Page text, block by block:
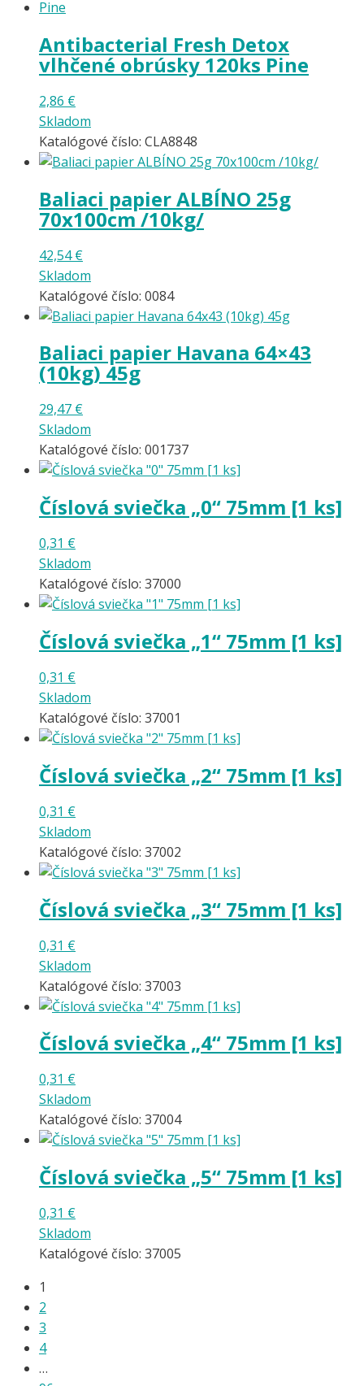
Antibacterial Fresh Detox
vlhčené obrúsky 120ks Pine
2,86 €
Skladom
Katalógové číslo: CLA8848
Baliaci papier ALBÍNO 25g
70x100cm /10kg/
42,54€
Skladom
Katalógové číslo: 0084
Baliaci papier Havana 64×43
(10kg) 45g
29,47 €
Skladom
Katalógové číslo: 001737
Číslová sviečka „0“ 75mm [1 ks]
0,31 €
Skladom
Katalógové číslo: 37000
Číslová sviečka „1“ 75mm [1 ks]
0,31 €
Skladom
Katalógové číslo: 37001
Číslová sviečka „2“ 75mm [1 ks]
0,31 €
Skladom
Katalógové číslo: 37002
Číslová sviečka „3“ 75mm [1 ks]
0,31 €
Skladom
Katalógové číslo: 37003
Číslová sviečka „4“ 75mm [1 ks]
0,31 €
Skladom
Katalógové číslo: 37004
Číslová sviečka „5“ 75mm [1 ks]
0,31 €
Skladom
Katalógové číslo: 37005
1
2
3
4
…